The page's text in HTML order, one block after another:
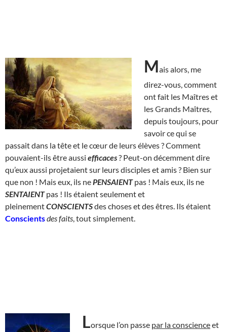
Mais alors, me
direz-vous, comment
ont fait les Maîtres et
les Grands Maîtres,
depuis toujours, pour
savoir ce qui se
passait dans la tête et le cœur de leurs élèves ? Comment
pouvaient-ils être aussi efficaces? Peut-on décemment dire
qu’eux aussi projetaient sur leurs disciples et amis ? Bien sur
que non ! Mais eux, ils ne PENSAIENTpas ! Mais eux, ils ne
SENTAIENTpas ! Ils étaient seulement et
pleinementCONSCIENTSdes choses et des êtres. Ils étaient
Conscientsdes faits , tout simplement.
Lorsque l’on passe par la conscienceet